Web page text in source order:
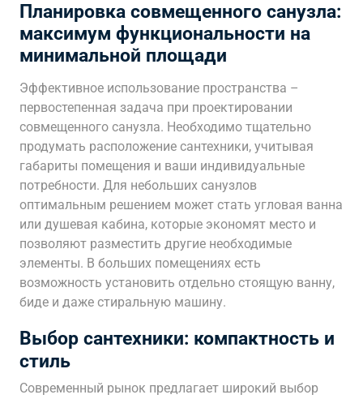
Планировка совмещенного санузла:
максимум функциональности на
минимальной площади
Эффективное использование пространства –
первостепенная задача при проектировании
совмещенного санузла. Необходимо тщательно
продумать расположение сантехники, учитывая
габариты помещения и ваши индивидуальные
потребности. Для небольших санузлов
оптимальным решением может стать угловая ванна
или душевая кабина, которые экономят место и
позволяют разместить другие необходимые
элементы. В больших помещениях есть
возможность установить отдельно стоящую ванну,
биде и даже стиральную машину.
Выбор сантехники: компактность и
стиль
Современный рынок предлагает широкий выбор